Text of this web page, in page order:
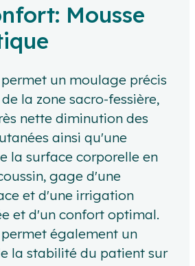
Mousse
un moulage précis
la zone sacro-fessière,
nette diminution des
ainsi qu'une
la surface corporelle en
gage d'une
et d'une irrigation
et d'un confort optimal.
également un
la stabilité du patient sur